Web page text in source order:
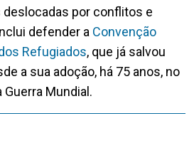
por conflitos e
defender a Convenção
Refugiados, que já salvou
a sua adoção, há 75 anos, no
Mundial.